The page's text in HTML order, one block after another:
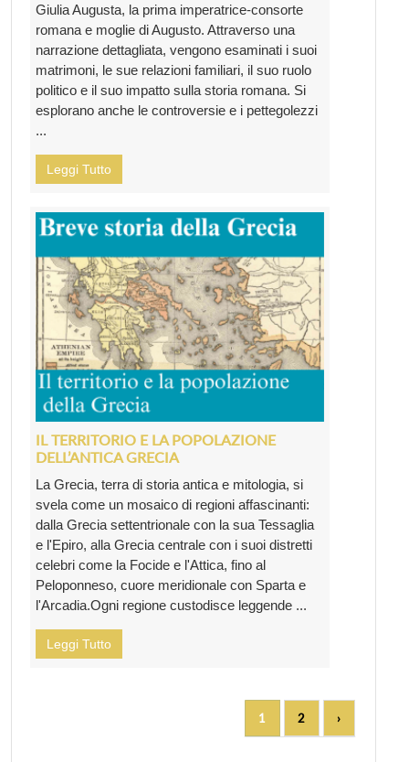
Giulia Augusta, la prima imperatrice-consorte
romana e moglie di Augusto. Attraverso una
narrazione dettagliata, vengono esaminati i suoi
matrimoni, le sue relazioni familiari, il suo ruolo
politico e il suo impatto sulla storia romana. Si
esplorano anche le controversie e i pettegolezzi
...
Leggi Tutto
IL TERRITORIO E LA POPOLAZIONE
DELL’ANTICA GRECIA
La Grecia, terra di storia antica e mitologia, si
svela come un mosaico di regioni affascinanti:
dalla Grecia settentrionale con la sua Tessaglia
e l'Epiro, alla Grecia centrale con i suoi distretti
celebri come la Focide e l'Attica, fino al
Peloponneso, cuore meridionale con Sparta e
l'Arcadia.Ogni regione custodisce leggende ...
Leggi Tutto
1 2 ›